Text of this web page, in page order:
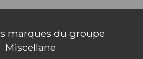
marques du groupe
Miscellane